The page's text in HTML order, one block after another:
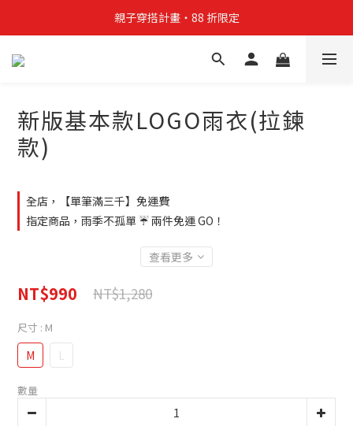
親子穿搭計畫・88 折限定
親子穿搭計畫・88 折限定
貼身補貨計畫  任選 6 件 $888
親子穿搭計畫・88 折限定
新版基本款LOGO雨衣(拉鍊
款)
全店，【單筆滿三千】免運費
指定商品，雨季不孤單 ☔ 兩件免運 GO！
查看更多
NT$990 NT$1,280
尺寸 : M
M L
數量